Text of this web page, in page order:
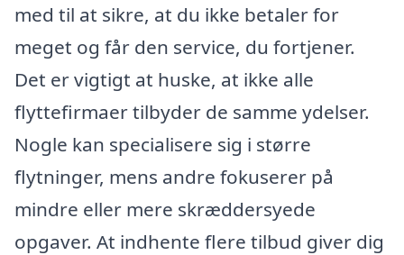
med til at sikre, at du ikke betaler for
meget og får den service, du fortjener.
Det er vigtigt at huske, at ikke alle
flyttefirmaer tilbyder de samme ydelser.
Nogle kan specialisere sig i større
flytninger, mens andre fokuserer på
mindre eller mere skræddersyede
opgaver. At indhente flere tilbud giver dig